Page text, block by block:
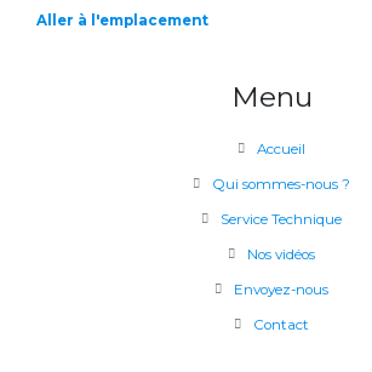
Aller à l'emplacement
Menu
Accueil
Qui sommes-nous ?
Service Technique
Nos vidéos
Envoyez-nous
Contact